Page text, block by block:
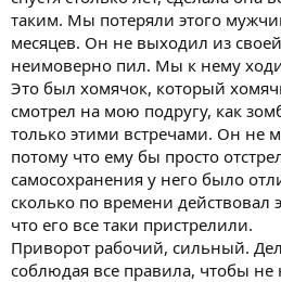
таким. Мы потеряли этого
месяцев. Он не выходил из
неимоверно пил. Мы к нему
Это был хомячок, который
смотрел на мою подругу, как
только этими встречами. Он не
потому что ему бы просто
самосохранения у него было
сколько по времени действовал
что его все таки пристрелили.
Приворот рабочий, сильный.
соблюдая все правила, чтобы не